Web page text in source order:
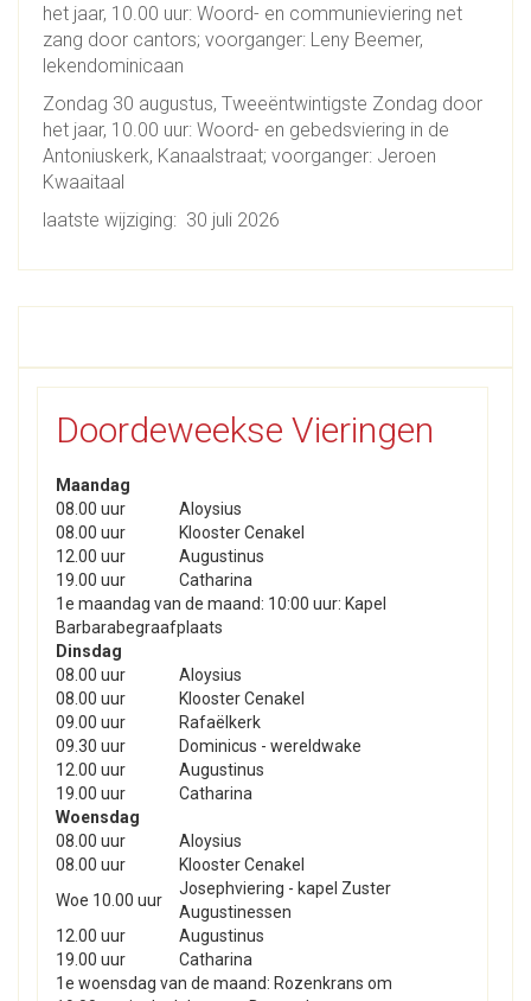
het jaar, 10.00 uur: Woord- en communieviering net
zang door cantors; voorganger: Leny Beemer,
lekendominicaan
Zondag 30 augustus, Tweeëntwintigste Zondag door
het jaar, 10.00 uur: Woord- en gebedsviering in de
Antoniuskerk, Kanaalstraat; voorganger: Jeroen
Kwaaitaal
laatste wijziging: 30 juli 2026
Doordeweekse Vieringen
Maandag
08.00 uur
Aloysius
08.00 uur
Klooster Cenakel
12.00 uur
Augustinus
19.00 uur
Catharina
1e maandag van de maand: 10:00 uur: Kapel
Barbarabegraafplaats
Dinsdag
08.00 uur
Aloysius
08.00 uur
Klooster Cenakel
09.00 uur
Rafaëlkerk
09.30 uur
Dominicus - wereldwake
12.00 uur
Augustinus
19.00 uur
Catharina
Woensdag
08.00 uur
Aloysius
08.00 uur
Klooster Cenakel
Woe 10.00 uur
Josephviering - kapel Zuster
Augustinessen
12.00 uur
Augustinus
19.00 uur
Catharina
1e woensdag van de maand: Rozenkrans om